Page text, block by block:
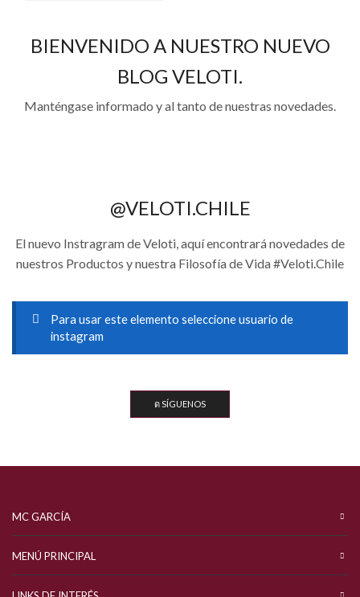
BIENVENIDO A NUESTRO NUEVO
BLOG VELOTI.
Manténgase informado y al tanto de nuestras novedades.
@VELOTI.CHILE
El nuevo Instragram de Veloti, aquí encontrará novedades de
nuestros Productos y nuestra Filosofía de Vida #Veloti.Chile
Para usar este elemento seleccione usuario de
instagram
SÍGUENOS
MC GARCÍA
MENÚ PRINCIPAL